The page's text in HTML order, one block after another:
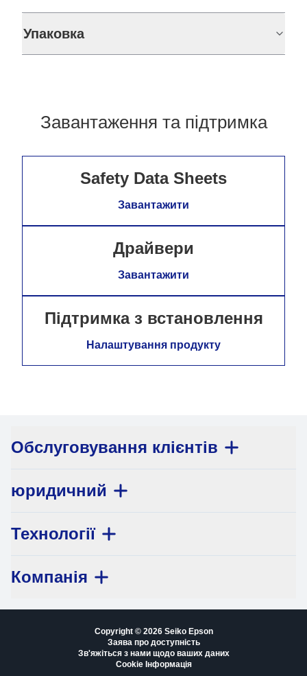
Упаковка
Завантаження та підтримка
Safety Data Sheets
Завантажити
Драйвери
Завантажити
Підтримка з встановлення
Налаштування продукту
Обслуговування клієнтів
юридичний
Технології
Компанія
Copyright © 2026 Seiko Epson
Заява про доступність
Зв'яжіться з нами щодо ваших даних
Cookie Інформація